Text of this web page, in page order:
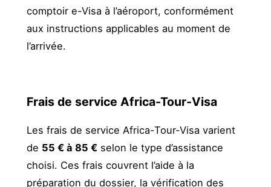
comptoir e-Visa à l’aéroport, conformément
aux instructions applicables au moment de
l’arrivée.
Frais de service Africa-Tour-Visa
Les frais de service Africa-Tour-Visa varient
de 55 € à 85 € selon le type d’assistance
choisi. Ces frais couvrent l’aide à la
préparation du dossier, la vérification des